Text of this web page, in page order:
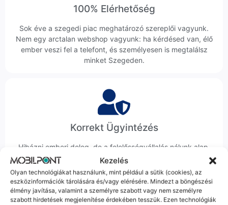
Kezelés
Olyan technológiákat használunk, mint például a sütik (cookies), az
eszközinformációk tárolására és/vagy elérésére. Mindezt a böngészési
élmény javítása, valamint a személyre szabott vagy nem személyre
szabott hirdetések megjelenítése érdekében tesszük. Ezen technológiák
100% Elérhetőség
Sok éve a szegedi piac meghatározó szereplői vagyunk.
Nem egy arctalan webshop vagyunk: ha kérdésed van, élő
ember veszi fel a telefont, és személyesen is megtalálsz
minket Szegeden.
Korrekt Ügyintézés
Hibázni emberi dolog, de a felelősségvállalás nálunk alap.
Ha ritkán előfordul egy hiba, nem kifogásokat keresünk,
hanem megoldást. Szakértő kollégáink azonnal kézbe
veszik az ügyedet.